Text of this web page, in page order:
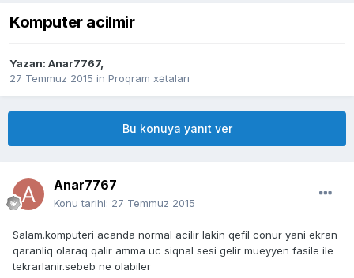
Komputer acilmir
Yazan: Anar7767,
27 Temmuz 2015 in Proqram xətaları
Bu konuya yanıt ver
Anar7767
Konu tarihi: 27 Temmuz 2015
Salam.komputeri acanda normal acilir lakin qefil conur yani ekran
qaranliq olaraq qalir amma uc siqnal sesi gelir mueyyen fasile ile
tekrarlanir.sebeb ne olabiler